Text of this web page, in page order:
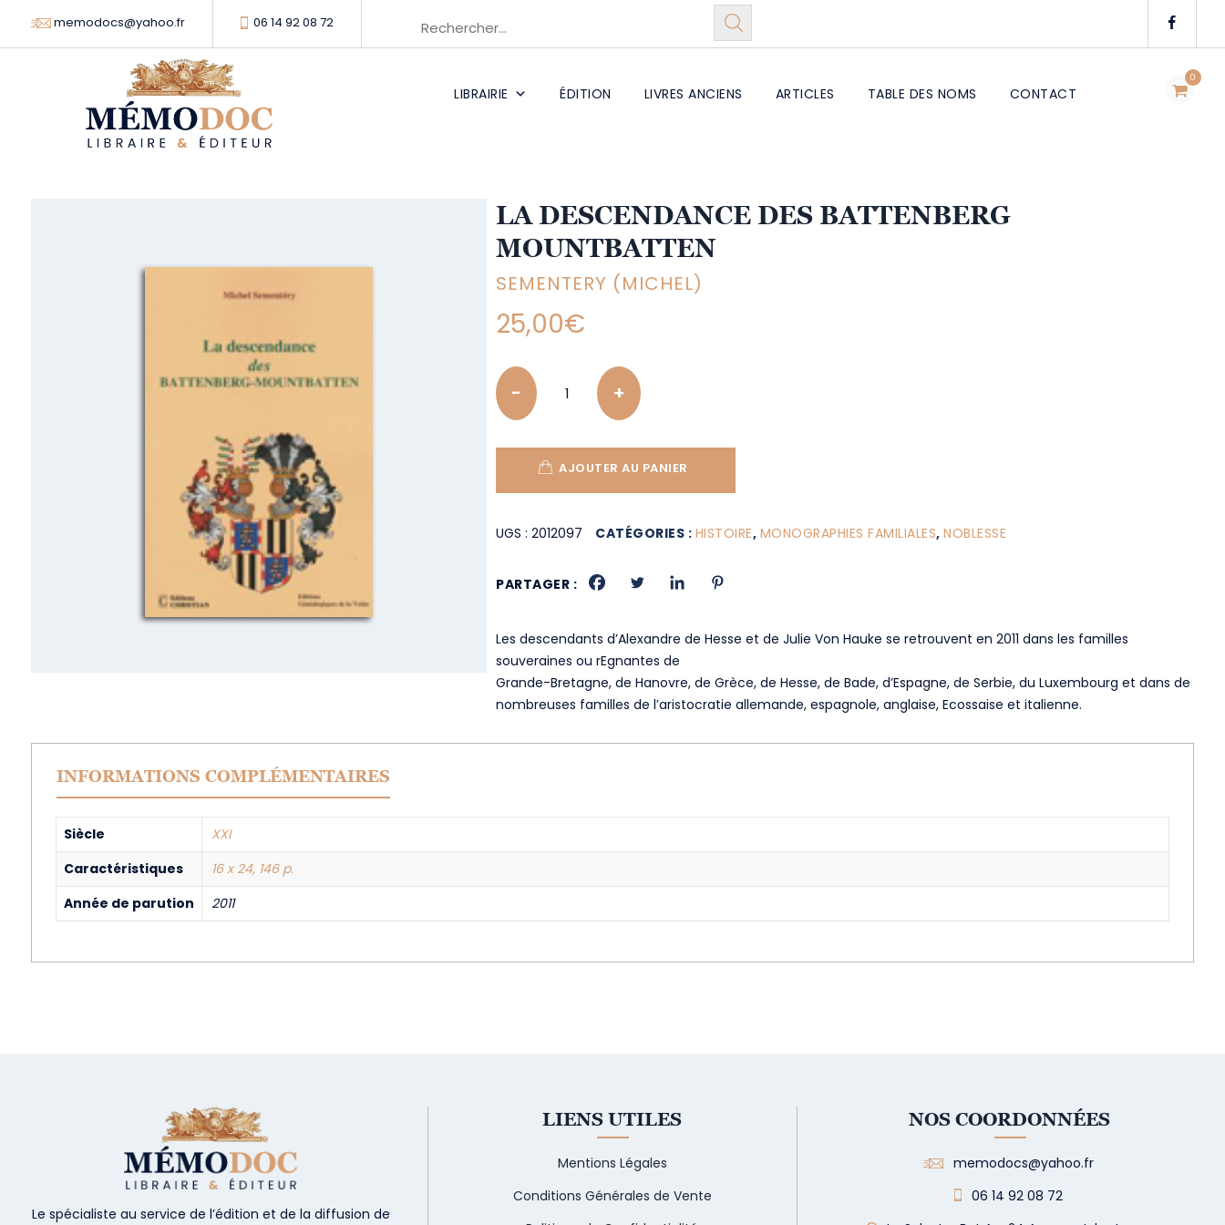
memodocs@yahoo.fr 06 14 92 08 72
0
LIBRAIRIE ÉDITION LIVRES ANCIENS ARTICLES TABLE DES NOMS CONTACT
LA DESCENDANCE DES BATTENBERG
MOUNTBATTEN
SEMENTERY (MICHEL)
25,00€
Quantity
AJOUTER AU PANIER
UGS :2012097 CATÉGORIES : HISTOIRE, MONOGRAPHIES FAMILIALES,NOBLESSE
PARTAGER :
Les descendants d’Alexandre de Hesse et de Julie Von Hauke se retrouvent en 2011 dans les familles
souveraines ou rEgnantes de
Grande-Bretagne, de Hanovre, de Grèce, de Hesse, de Bade, d’Espagne, de Serbie, du Luxembourg et dans de
nombreuses familles de l’aristocratie allemande, espagnole, anglaise, Ecossaise et italienne.
INFORMATIONS COMPLÉMENTAIRES
Siècle
XXI
Caractéristiques
16 x 24, 146 p.
Année de parution
2011
Le spécialiste au service de l’édition et de la diffusion de
LIENS UTILES
Mentions Légales
Conditions Générales de Vente
NOS COORDONNÉES
memodocs@yahoo.fr
06 14 92 08 72